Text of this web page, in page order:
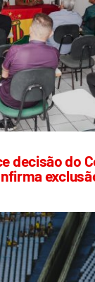
decisão do